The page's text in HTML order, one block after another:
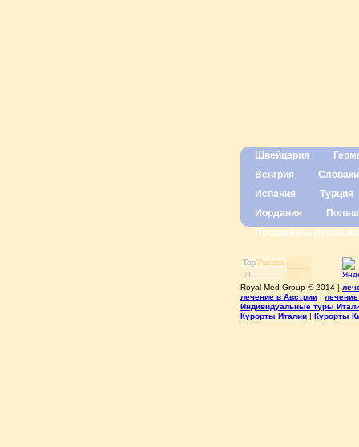
Швейцария
Венгрия
Испания
Турция
Иордания
Программы
Royal Med Group © 2014 |
лечение в Австрии |
Индивидуальные туры
Курорты Италии | Курорты